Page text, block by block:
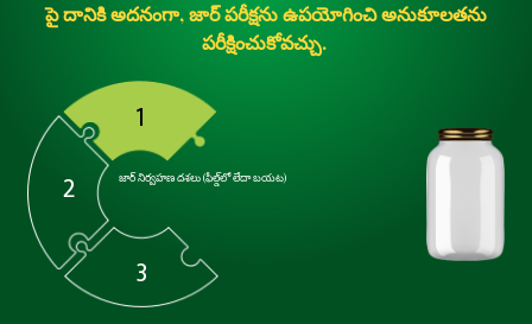
పై దానికి అదనంగా, జార్ పరీక్షను ఉపయోగించి అనుకూలతను
పరీక్షించుకోవచ్చు.
1
2
3
జార్ నిర్వహణ దశలు (ఫీల్డ్‌లో లేదా బయట)